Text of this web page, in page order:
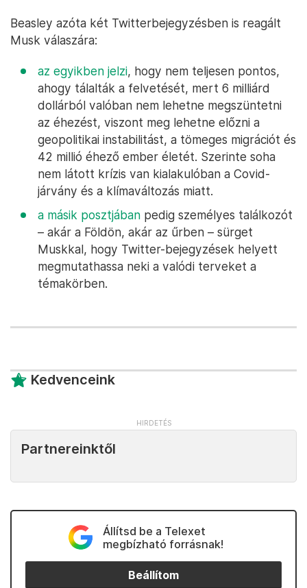
Beasley azóta két Twitterbejegyzésben is reagált
Musk válaszára:
az egyikben jelzi, hogy nem teljesen pontos,
ahogy tálalták a felvetését, mert 6 milliárd
dollárból valóban nem lehetne megszüntetni
az éhezést, viszont meg lehetne előzni a
geopolitikai instabilitást, a tömeges migrációt és
42 millió éhező ember életét. Szerinte soha
nem látott krízis van kialakulóban a Covid-
járvány és a klímaváltozás miatt.
a másik posztjában pedig személyes találkozót
– akár a Földön, akár az űrben – sürget
Muskkal, hogy Twitter-bejegyzések helyett
megmutathassa neki a valódi terveket a
témakörben.
Kedvenceink
Partnereinktől
Állítsd be a Telexet
megbízható forrásnak!
Beállítom